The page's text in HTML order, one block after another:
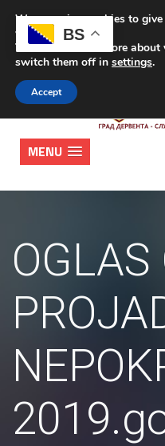
MENU
OGLAS
BS
We are using cookies to
website.
You can find out more
switch them off in settings.
Accept